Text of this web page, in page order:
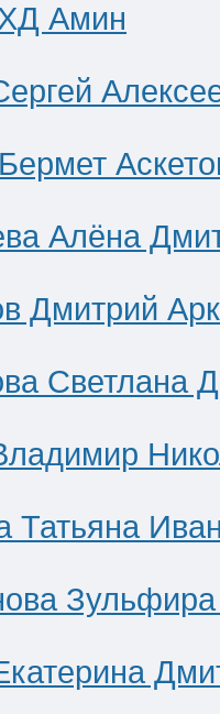
Амин
Алёна
Дмитрий
Светлана
Татьяна